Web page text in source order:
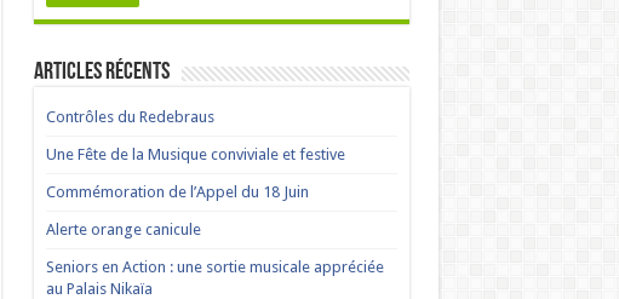
Articles récents
Contrôles du Redebraus
Une Fête de la Musique conviviale et festive
Commémoration de l’Appel du 18 Juin
Alerte orange canicule
Seniors en Action : une sortie musicale appréciée
au Palais Nikaïa